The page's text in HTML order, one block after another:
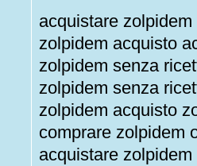
acquistare
zolpidem acquisto
zolpidem senza
zolpidem senza
zolpidem acquisto
comprare zolpidem
acquistare